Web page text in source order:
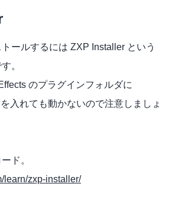
ールするには ZXP Installer という
。
のプラグインフォルダに
を入れても動かないので注意しましょ
ド。
learn/zxp-installer/